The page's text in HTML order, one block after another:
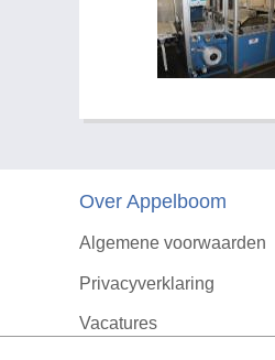
Over Appelboom
Algemene voorwaarden
Privacyverklaring
Vacatures